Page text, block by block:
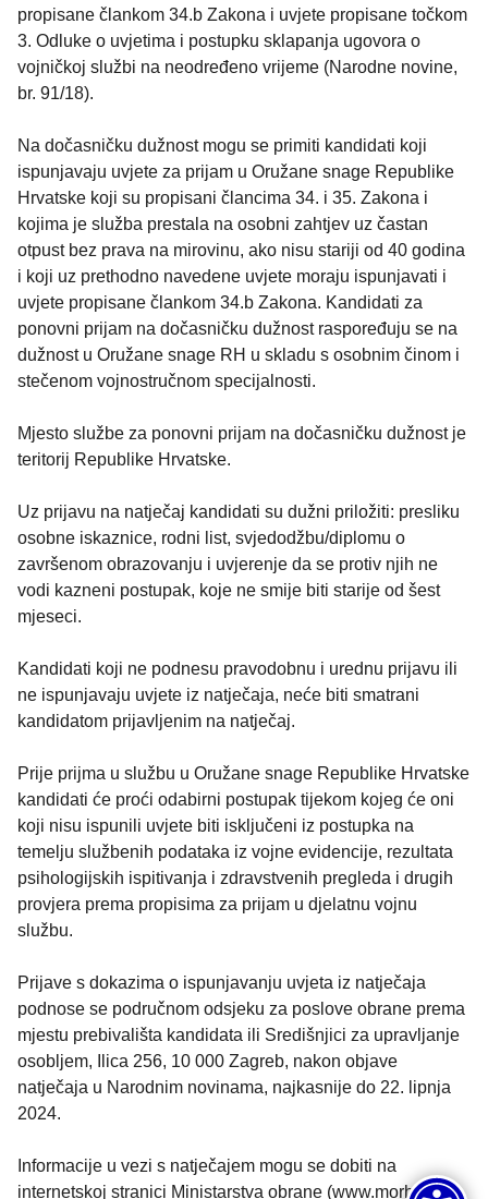
propisane člankom 34.b Zakona i uvjete propisane točkom
3. Odluke o uvjetima i postupku sklapanja ugovora o
vojničkoj službi na neodređeno vrijeme (Narodne novine,
br. 91/18).
Na dočasničku dužnost mogu se primiti kandidati koji
ispunjavaju uvjete za prijam u Oružane snage Republike
Hrvatske koji su propisani člancima 34. i 35. Zakona i
kojima je služba prestala na osobni zahtjev uz častan
otpust bez prava na mirovinu, ako nisu stariji od 40 godina
i koji uz prethodno navedene uvjete moraju ispunjavati i
uvjete propisane člankom 34.b Zakona. Kandidati za
ponovni prijam na dočasničku dužnost raspoređuju se na
dužnost u Oružane snage RH u skladu s osobnim činom i
stečenom vojnostručnom specijalnosti.
Mjesto službe za ponovni prijam na dočasničku dužnost je
teritorij Republike Hrvatske.
Uz prijavu na natječaj kandidati su dužni priložiti: presliku
osobne iskaznice, rodni list, svjedodžbu/diplomu o
završenom obrazovanju i uvjerenje da se protiv njih ne
vodi kazneni postupak, koje ne smije biti starije od šest
mjeseci.
Kandidati koji ne podnesu pravodobnu i urednu prijavu ili
ne ispunjavaju uvjete iz natječaja, neće biti smatrani
kandidatom prijavljenim na natječaj.
Prije prijma u službu u Oružane snage Republike Hrvatske
kandidati će proći odabirni postupak tijekom kojeg će oni
koji nisu ispunili uvjete biti isključeni iz postupka na
temelju službenih podataka iz vojne evidencije, rezultata
psihologijskih ispitivanja i zdravstvenih pregleda i drugih
provjera prema propisima za prijam u djelatnu vojnu
službu.
Prijave s dokazima o ispunjavanju uvjeta iz natječaja
podnose se područnom odsjeku za poslove obrane prema
mjestu prebivališta kandidata ili Središnjici za upravljanje
osobljem, Ilica 256, 10 000 Zagreb, nakon objave
natječaja u Narodnim novinama, najkasnije do 22. lipnja
2024.
Informacije u vezi s natječajem mogu se dobiti na
internetskoj stranici Ministarstva obrane (www.morh.hr),